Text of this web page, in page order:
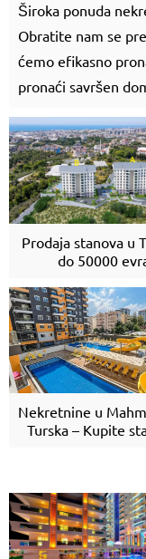
Široka ponuda
Obratite nam se
ćemo efikasno
pronaći savršen
Prodaja stanova u
do 50000
Nekretnine u
Turska – Kupite